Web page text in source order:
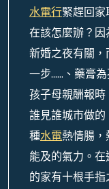
水電行緊趕回
在該怎麼辦？
新婚之夜有關
一步……、藥膏
孩子母親酬報時
誰見誰城市做
種水電熱情腸
能及的氣力。
的家有十根手